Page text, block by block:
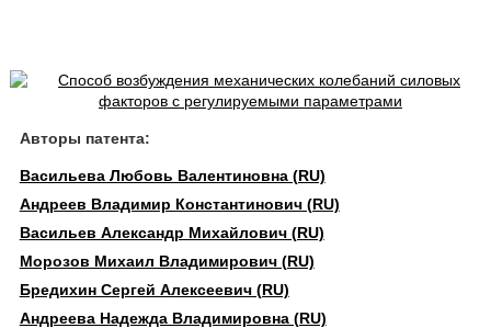
Авторы патента:
Васильева Любовь Валентиновна (RU)
Андреев Владимир Константинович (RU)
Васильев Александр Михайлович (RU)
Морозов Михаил Владимирович (RU)
Бредихин Сергей Алексеевич (RU)
Андреева Надежда Владимировна (RU)